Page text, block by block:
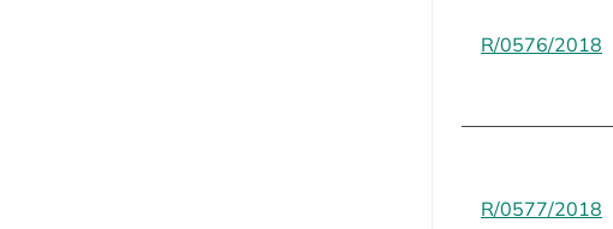
R/0576/2018
R/0577/2018